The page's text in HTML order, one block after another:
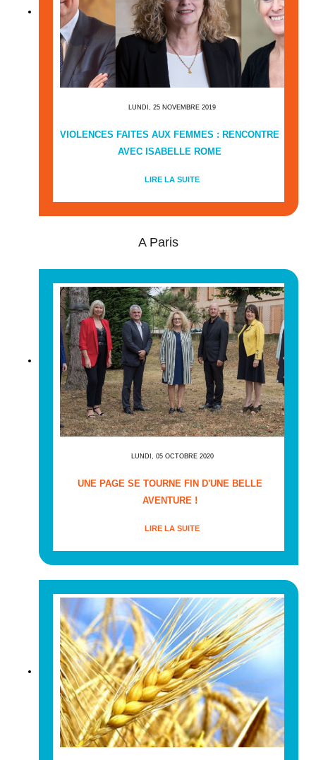
LUNDI, 25 NOVEMBRE 2019
VIOLENCES FAITES AUX FEMMES : RENCONTRE
AVEC ISABELLE ROME
LIRE LA SUITE
A Paris
LUNDI, 05 OCTOBRE 2020
UNE PAGE SE TOURNE FIN D'UNE BELLE
AVENTURE !
LIRE LA SUITE